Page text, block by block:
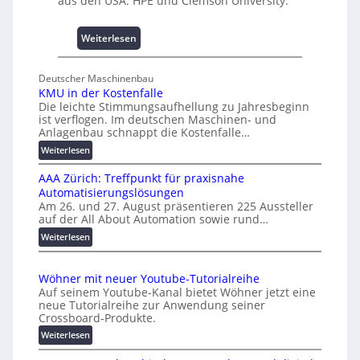
b
u
h
m
m
n
i
s
e
s
c
h
f
e
n
4
A
Weiterlesen:
U
i
v
e
r
l
A
u
t
m
t
i
o
Deutscher Maschinenbau
KMU in der Kostenfalle
Die leichte Stimmungsaufhellung zu Jahresbeginn
ist verflogen. Im deutschen Maschinen- und
Anlagenbau schnappt die Kostenfalle…
Weiterlesen:
K
M
U
i
n
d
e
K
o
s
t
e
n
AAA Zürich: Treffpunkt für praxisnahe
Automatisierungslösungen
Am 26. und 27. August präsentieren 225 Aussteller
auf der All About Automation sowie rund…
Weiterlesen:
A
A
Z
ü
r
i
c
Wöhner mit neuer Youtube-Tutorialreihe
Auf seinem Youtube-Kanal bietet Wöhner jetzt eine
neue Tutorialreihe zur Anwendung seiner
Crossboard-Produkte.
Weiterlesen:
W